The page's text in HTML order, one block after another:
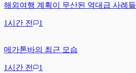
해외여행 계획이 무산된 역대급 사례들
1시간 전 1
메가톤바의 최근 모습
1시간 전 1